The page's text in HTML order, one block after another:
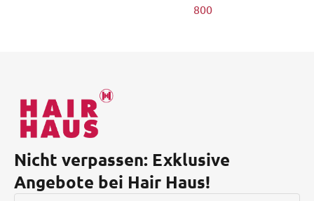
800
Nicht verpassen: Exklusive
Angebote bei Hair Haus!